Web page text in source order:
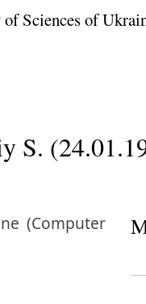
Sciences of
S.
(Computer